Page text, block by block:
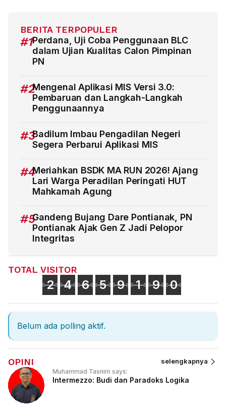
BERITA TERPOPULER
#1Perdana, Uji Coba Penggunaan BLC
dalam Ujian Kualitas Calon Pimpinan
PN
#2Mengenal Aplikasi MIS Versi 3.0:
Pembaruan dan Langkah-Langkah
Penggunaannya
#3Badilum Imbau Pengadilan Negeri
Segera Perbarui Aplikasi MIS
#4Meriahkan BSDK MA RUN 2026! Ajang
Lari Warga Peradilan Peringati HUT
Mahkamah Agung
#5Gandeng Bujang Dare Pontianak, PN
Pontianak Ajak Gen Z Jadi Pelopor
Integritas
TOTAL VISITOR
2 4 6 5 9 1 9 0
Belum ada polling aktif.
OPINI selengkapnya
Muhammad Tasnim says:
Intermezzo: Budi dan Paradoks Logika